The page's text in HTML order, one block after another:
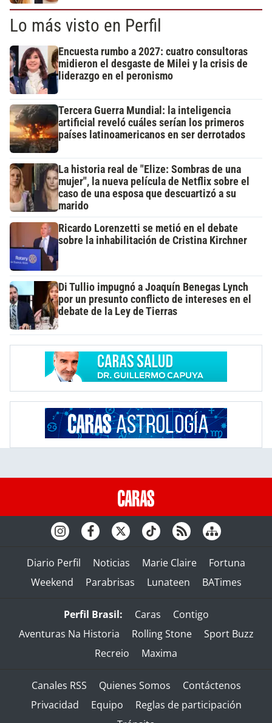
Lo más visto en Perfil
Encuesta rumbo a 2027: cuatro consultoras
midieron el desgaste de Milei y la crisis de
liderazgo en el peronismo
Tercera Guerra Mundial: la inteligencia
artificial reveló cuáles serían los primeros
países latinoamericanos en ser derrotados
La historia real de "Elize: Sombras de una
mujer", la nueva película de Netflix sobre el
caso de una esposa que descuartizó a su
marido
Ricardo Lorenzetti se metió en el debate
sobre la inhabilitación de Cristina Kirchner
Di Tullio impugnó a Joaquín Benegas Lynch
por un presunto conflicto de intereses en el
debate de la Ley de Tierras
Diario Perfil Noticias Marie Claire
Fortuna
Weekend
Parabrisas Lunateen BATimes
Perfil Brasil: Caras
Contigo
Aventuras Na Historia
Rolling Stone
Sport Buzz
Recreio
Maxima
Canales RSS Quienes Somos
Contáctenos
Privacidad
Equipo
Reglas de participación